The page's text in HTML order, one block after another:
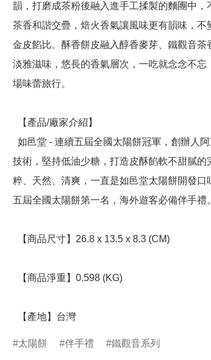
韻，打磨成茶粉後融入進手工揉製的麵團中，
茶香和諧交疊，焙火香氣讓風味更有韻味，不
金皮餡比。酥香餅皮融入醇香麥芽、鐵觀音茶
淡雅滋味，悠長的香氣層次，一吃就念念不忘
場味蕾旅行。
技術，堅持低油少糖，打造皮酥餡軟不甜膩的
粹、天然、清爽，一直是如邑堂太陽餅開發口
五屆全國太陽餅第一名，海外遊客必備伴手禮。
  【產地】台灣
太陽餅 伴手禮 鐵觀音系列